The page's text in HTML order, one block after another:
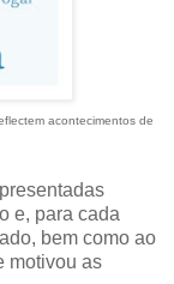
acontecimentos de
e, para cada
bem como ao
motivou as